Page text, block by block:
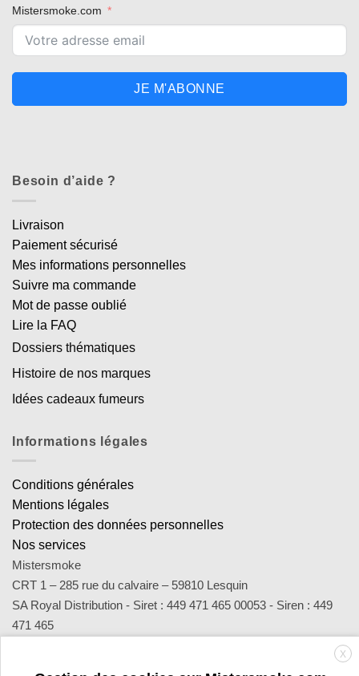
Mistersmoke.com
JE M'ABONNE
Besoin d’aide ?
Livraison
Paiement sécurisé
Mes informations personnelles
Suivre ma commande
Mot de passe oublié
Lire la FAQ
Dossiers thématiques
Histoire de nos marques
Idées cadeaux fumeurs
Informations légales
Conditions générales
Mentions légales
Protection des données personnelles
Nos services
Mistersmoke
CRT 1 – 285 rue du calvaire – 59810 Lesquin
SA Royal Distribution - Siret : 449 471 465 00053 - Siren : 449
471 465
sav@mistersmoke.com ou par téléphone au 03 20 90 56 55 du
X